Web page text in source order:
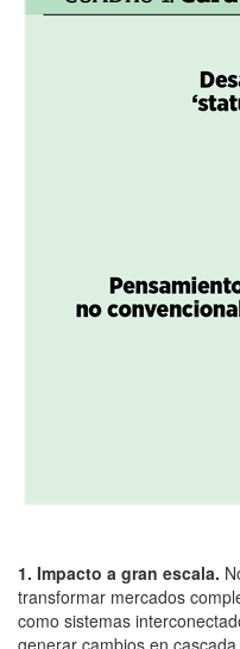
1. Impacto a gran escala.
transformar mercados
como sistemas